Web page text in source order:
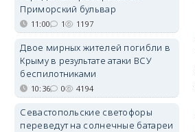
Приморский бульвар
11:00 1 1197
Двое мирных жителей погибли в
Крыму в результате атаки ВСУ
беспилотниками
10:36 0 4194
Севастопольские светофоры
переведут на солнечные батареи